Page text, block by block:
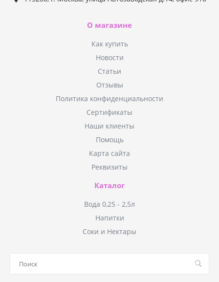
О магазине
Как купить
Новости
Статьи
Отзывы
Политика конфиденциальности
Сертификаты
Наши клиенты
Помощь
Карта сайта
Реквизиты
Каталог
Вода 0,25 - 2,5л
Напитки
Соки и Нектары